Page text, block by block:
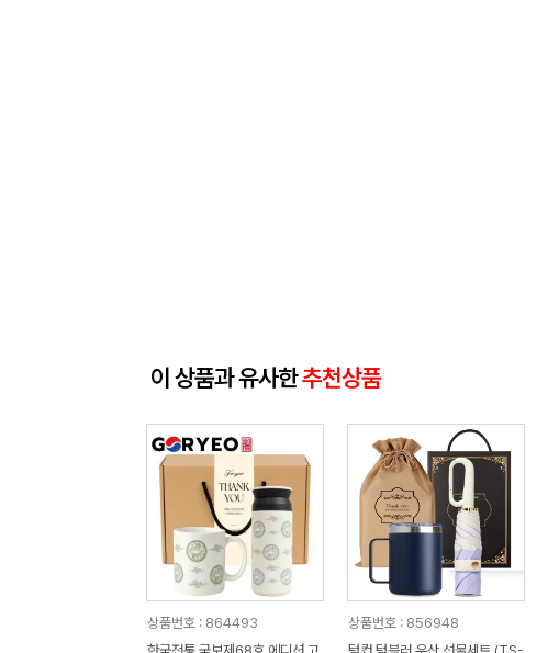
이 상품과 유사한추천상품
상품번호 : 864493
상품번호 : 856948